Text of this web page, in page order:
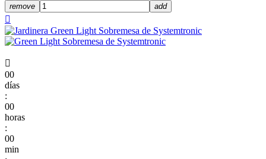
remove add


00
días
:
00
horas
:
00
min